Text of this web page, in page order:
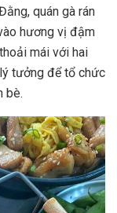
quán gà rán
hương vị đậm
mái với hai
tưởng để tổ chức
bè.